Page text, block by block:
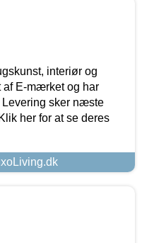
interiør og
af E-mærket og har
Levering sker næste
her for at se deres